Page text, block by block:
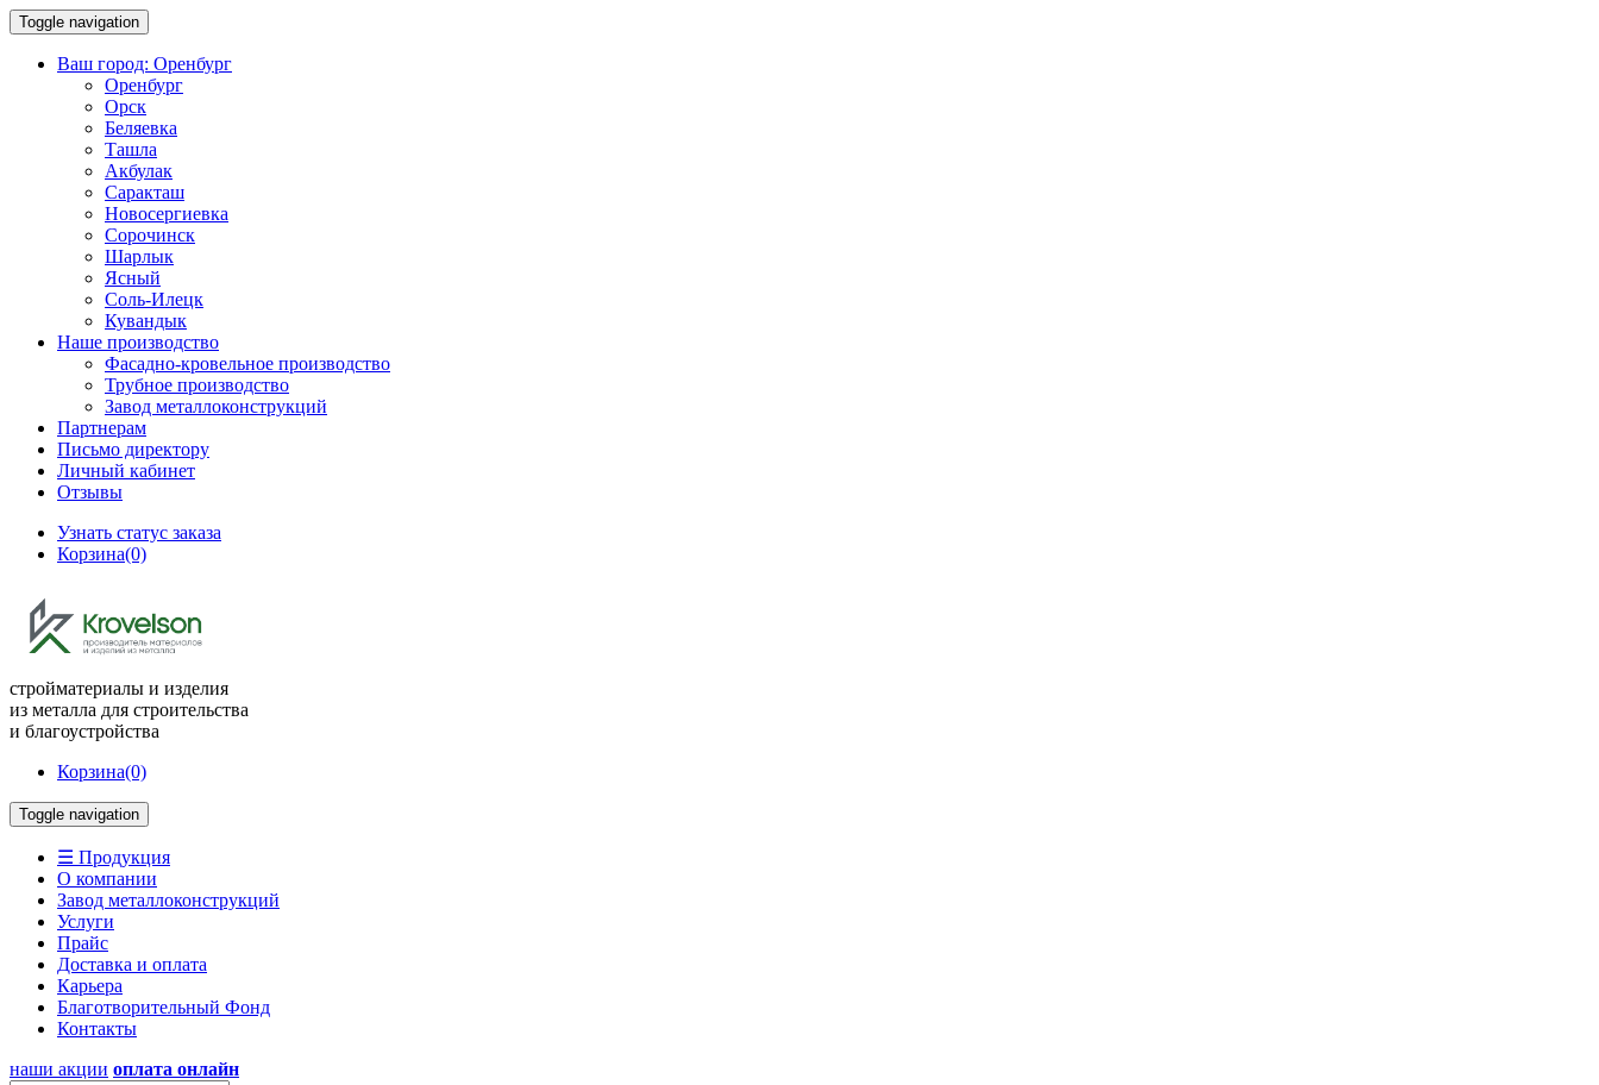
Toggle navigation
Ваш город: Оренбург
Оренбург
Орск
Беляевка
Ташла
Акбулак
Саракташ
Новосергиевка
Сорочинск
Шарлык
Ясный
Соль-Илецк
Кувандык
Наше производство
Фасадно-кровельное производство
Трубное производство
Завод металлоконструкций
Партнерам
Письмо директору
Личный кабинет
Отзывы
Узнать статус заказа
Корзина(0)
стройматериалы и изделия
из металла для строительства
и благоустройства
Корзина(0)
Toggle navigation
☰ Продукция
О компании
Завод металлоконструкций
Услуги
Прайс
Доставка и оплата
Карьера
Благотворительный Фонд
Контакты
наши акции оплата онлайн